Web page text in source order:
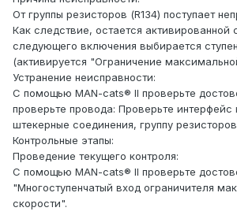
От группы резисторов (R134) поступает
Как следствие, остается активированной
следующего включения выбирается
(активируется "Ограничение
Устранение неисправности:
С помощью MAN-cats® II проверьте
проверьте провода: Проверьте интерфейс
штекерные соединения, группу резисторов
Контрольные этапы:
Проведение текущего контроля:
С помощью MAN-cats® II проверьте
"Многоступенчатый вход ограничителя
скорости".